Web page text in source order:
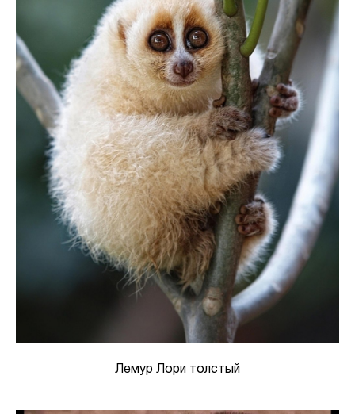
Лемур Лори толстый